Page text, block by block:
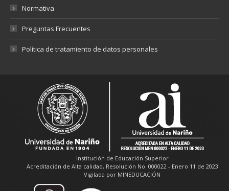
Normativa
Preguntas Frecuentes
Política de tratamiento de datos personales
Institución de Educación Superior
Acreditación de Alta calidad, Resolución No. 000022 - Enero 11 de 2023
Vigilada por MINEDUCACIÓN